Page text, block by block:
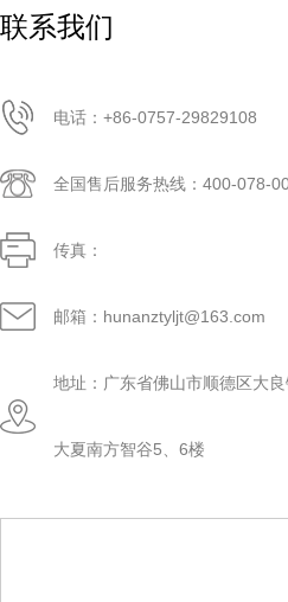
联系我们
电话：+86-0757-29829108
全国售后服务热线：400-078-
传真：
邮箱：hunanztyljt@163.com
地址：广东省佛山市顺德区大
大夏南方智谷5、6楼